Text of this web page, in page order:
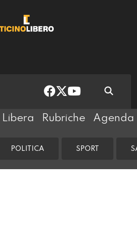
Libera Rubriche Agenda
POLITICA SPORT